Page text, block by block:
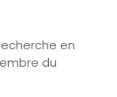
en
du